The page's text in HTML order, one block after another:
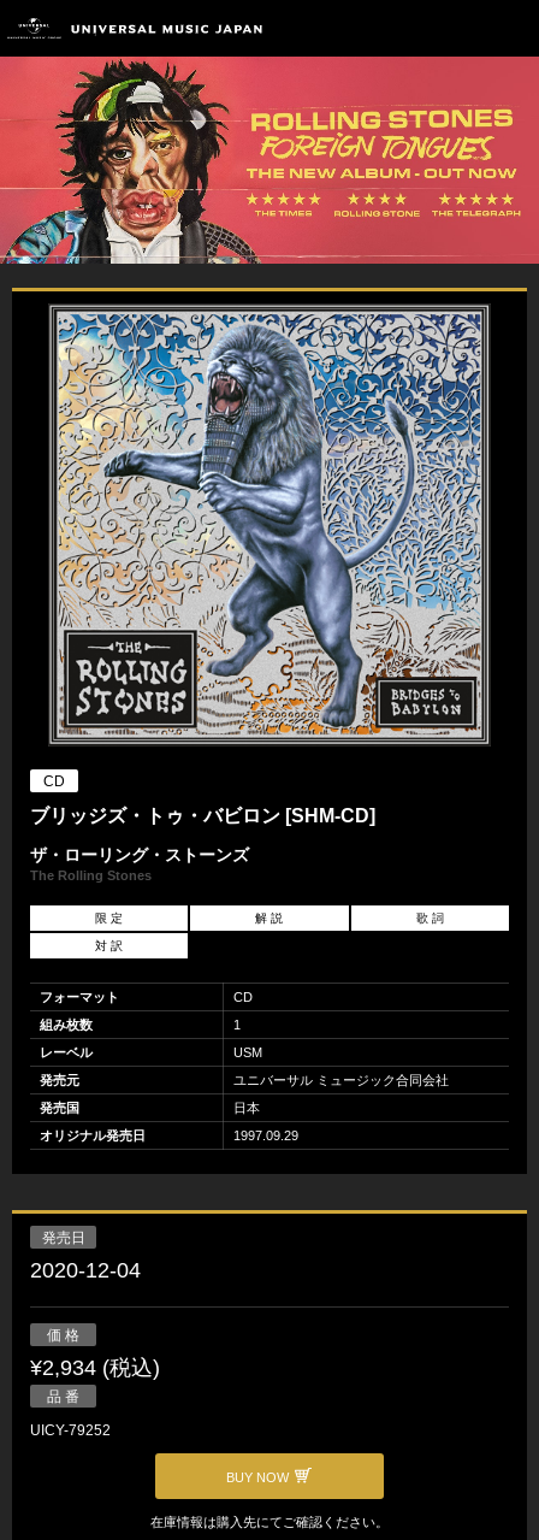
CD
ブリッジズ・トゥ・バビロン [SHM-CD]
ザ・ローリング・ストーンズ
The Rolling Stones
限 定 解 説 歌 詞
対 訳
フォーマット
CD
組み枚数
1
レーベル
USM
発売元
ユニバーサル ミュージック合同会社
発売国
日本
オリジナル発売日
1997.09.29
発売日
2020-12-04
価 格
¥2,934 (税込)
品 番
UICY-79252
BUY NOW
在庫情報は購入先にてご確認ください。